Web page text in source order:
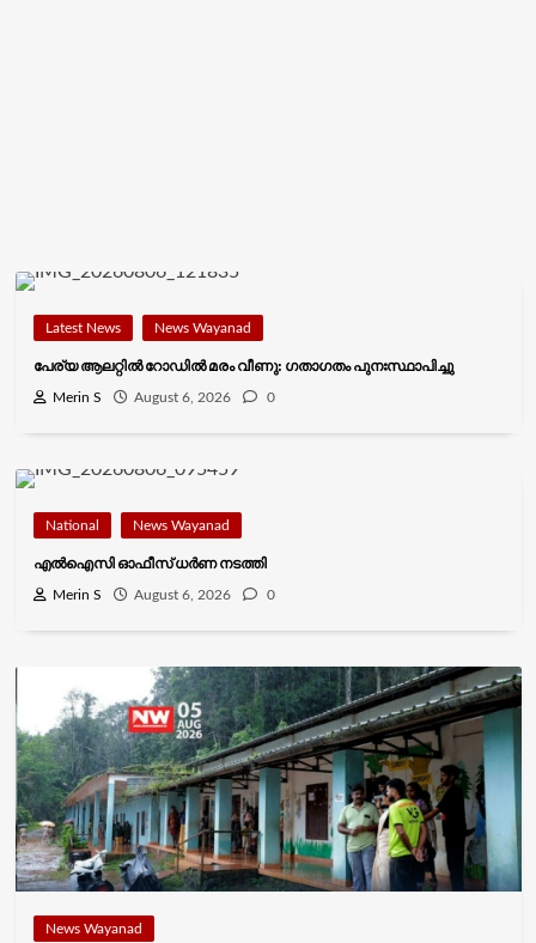
Latest News News Wayanad
പേര്യ ആലറ്റിൽ റോഡിൽ മരം വീണു: ഗതാഗതം പുനഃസ്ഥാപിച്ചു
Merin S August 6, 2026 0
National News Wayanad
എൽഐസി ഓഫീസ് ധർണ നടത്തി
Merin S August 6, 2026 0
News Wayanad